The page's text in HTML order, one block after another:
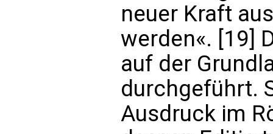
neuer Kraft
werden«. [19]
auf der
durchgeführt.
Ausdruck im